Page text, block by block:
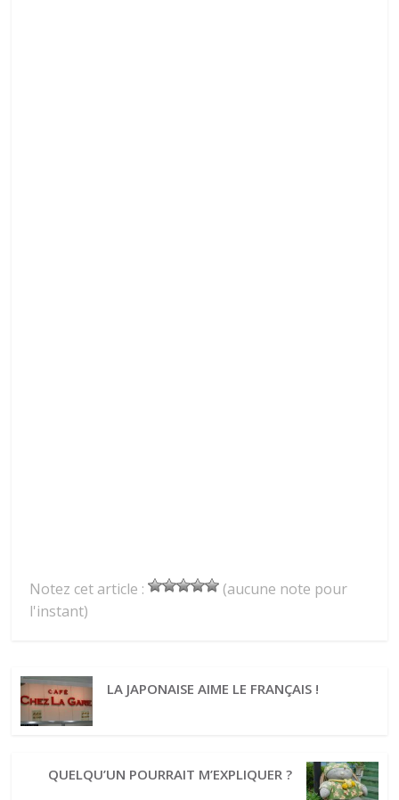
Notez cet article :
(aucune note pour
l'instant)
LA JAPONAISE AIME LE FRANÇAIS !
QUELQU’UN POURRAIT M’EXPLIQUER ?